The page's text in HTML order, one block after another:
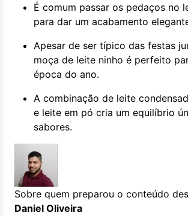
É comum passar os pedaços no
para dar um acabamento
Apesar de ser típico das festas
moça de leite ninho é perfeito
época do ano.
A combinação de leite
e leite em pó cria um equilíbrio
sabores.
Sobre quem preparou o conteúdo
Daniel Oliveira